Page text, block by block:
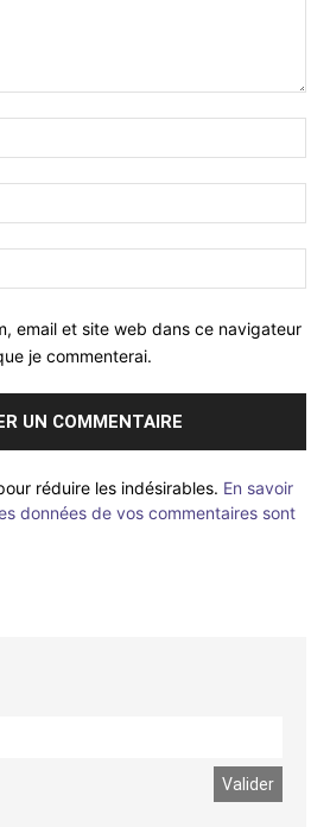
email et site web dans ce navigateur
je commenterai.
réduire les indésirables. En savoir
données de vos commentaires sont